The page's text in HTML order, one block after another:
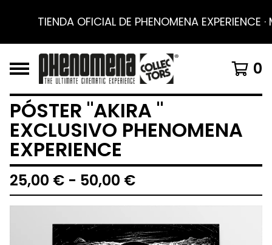
TIENDA OFICIAL DE PHENOMENA EXPERIENCE ·
0
PÓSTER "AKIRA "
EXCLUSIVO PHENOMENA
EXPERIENCE
25,00 € - 50,00 €